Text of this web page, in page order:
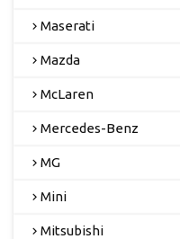
Maserati
Mazda
McLaren
Mercedes-Benz
MG
Mini
Mitsubishi